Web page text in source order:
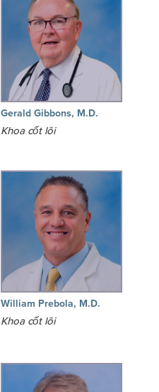
Gerald Gibbons, M.D.
Khoa cốt lõi
William Prebola, M.D.
Khoa cốt lõi